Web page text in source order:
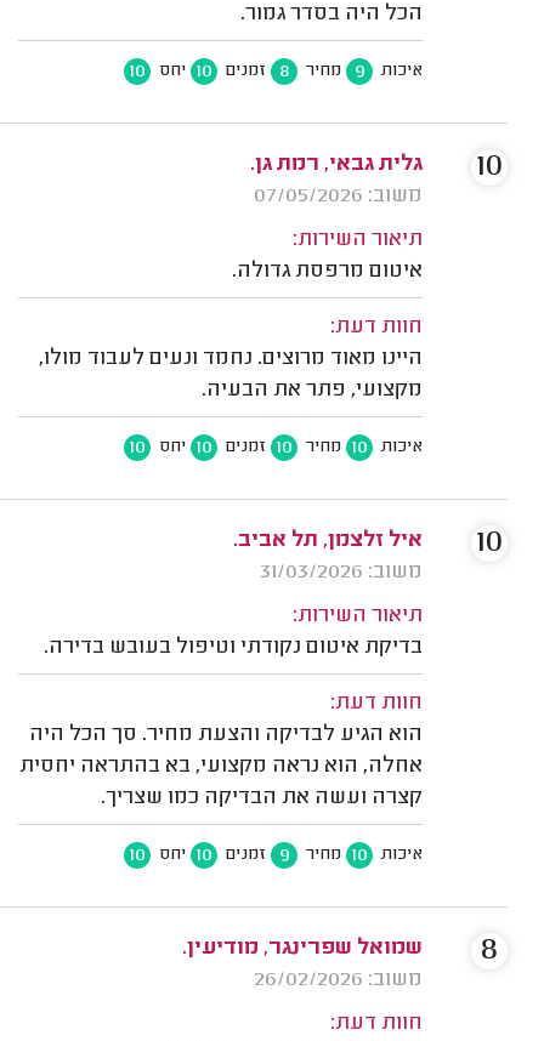
הכל היה בסדר גמור.
איכות 9 מחיר 8 זמנים 10 יחס 10
גלית גבאי, רמת גן.
משוב: 07/05/2026
תיאור השירות:
איטום מרפסת גדולה.
חוות דעת:
היינו מאוד מרוצים. נחמד ונעים לעבוד מולו,
מקצועי, פתר את הבעיה.
איכות 10 מחיר 10 זמנים 10 יחס 10
10
איל זלצמן, תל אביב.
משוב: 31/03/2026
תיאור השירות:
בדיקת איטום נקודתי וטיפול בעובש בדירה.
חוות דעת:
הוא הגיע לבדיקה והצעת מחיר. סך הכל היה
אחלה, הוא נראה מקצועי, בא בהתראה יחסית
קצרה ועשה את הבדיקה כמו שצריך.
איכות 10 מחיר 9 זמנים 10 יחס 10
10
שמואל שפרינגר, מודיעין.
משוב: 26/02/2026
חוות דעת:
8